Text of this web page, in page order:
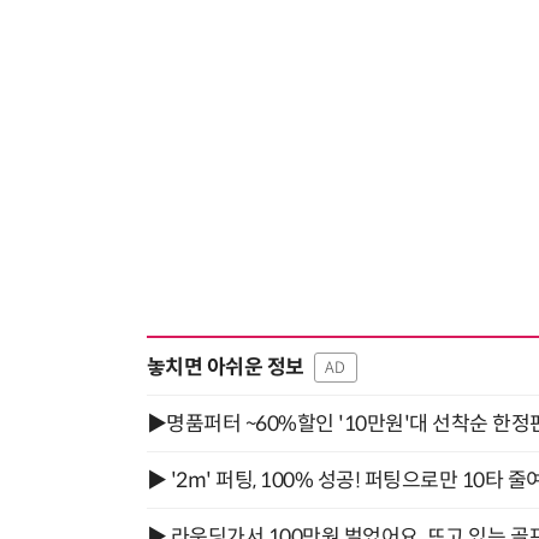
놓치면 아쉬운 정보 AD
▶명품퍼터 ~60%할인 '10만원'대 선착순 한정
▶ '2m' 퍼팅, 100% 성공! 퍼팅으로만 10타 줄